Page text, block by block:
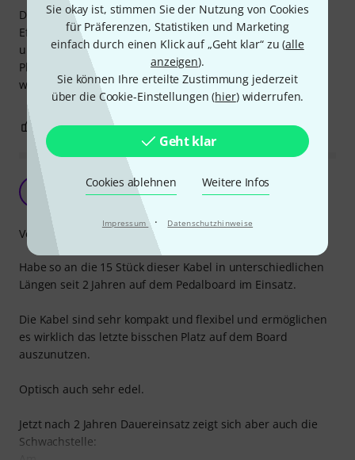
Sie okay ist, stimmen Sie der Nutzung von Cookies
für Präferenzen, Statistiken und Marketing
einfach durch einen Klick auf „Geht klar“ zu (alle
anzeigen).
Sie können Ihre erteilte Zustimmung jederzeit
über die Cookie-Einstellungen (hier) widerrufen.
Geht klar
Cookies ablehnen Weitere Infos
Impressum · Datenschutzhinweise
Das sind meiner Meinung nach die besten Kabel um
Effektgeräte zu verbinden. Hab auch bei mehrfachem
umstöpseln keine Priobleme, sehr gute Qua, sehr
Platzsparend. Etwas teuer aber genaugenommen ihr Geld
wert.
0 BEWERTUNG MELDEN
Tolles Kabel mit mäßiger Haltbarkeit
ThomasP424 22.11.2021
Habe so an die 15 Stück dieser Kabel in unterschiedlichen
Längen seit 2 Jahren auf dem Pedalboard im Einsatz.
Die Kabel sind sehr kompakt und flexibel und ermöglichen
es wirklich das letzte bisschen Platz auf dem Board
auszunutzen.
Optisch auch sehr edel.
Jetzt nach 2 Jahren Dauereinsatz zeigt sich aber auch die
Schwachstelle:
Verarbeitung